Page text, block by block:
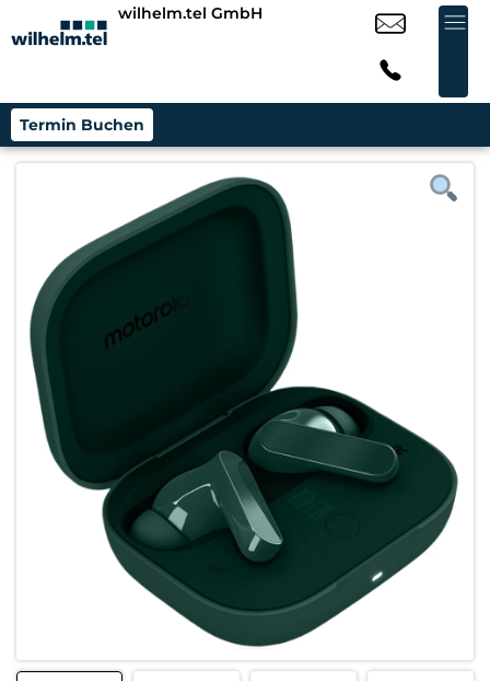
wilhelm.tel GmbH
Termin Buchen